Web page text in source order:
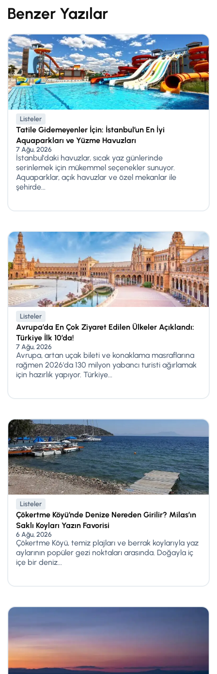
Benzer Yazılar
Listeler
Tatile Gidemeyenler İçin: İstanbul’un En İyi
Aquaparkları ve Yüzme Havuzları
7 Ağu, 2026
İstanbul'daki havuzlar, sıcak yaz günlerinde
serinlemek için mükemmel seçenekler sunuyor.
Aquaparklar, açık havuzlar ve özel mekanlar ile
şehirde...
Listeler
Avrupa’da En Çok Ziyaret Edilen Ülkeler Açıklandı:
Türkiye İlk 10’da!
7 Ağu, 2026
Avrupa, artan uçak bileti ve konaklama masraflarına
rağmen 2026'da 130 milyon yabancı turisti ağırlamak
için hazırlık yapıyor. Türkiye...
Listeler
Çökertme Köyü’nde Denize Nereden Girilir? Milas’ın
Saklı Koyları Yazın Favorisi
6 Ağu, 2026
Çökertme Köyü, temiz plajları ve berrak koylarıyla yaz
aylarının popüler gezi noktaları arasında. Doğayla iç
içe bir deniz...